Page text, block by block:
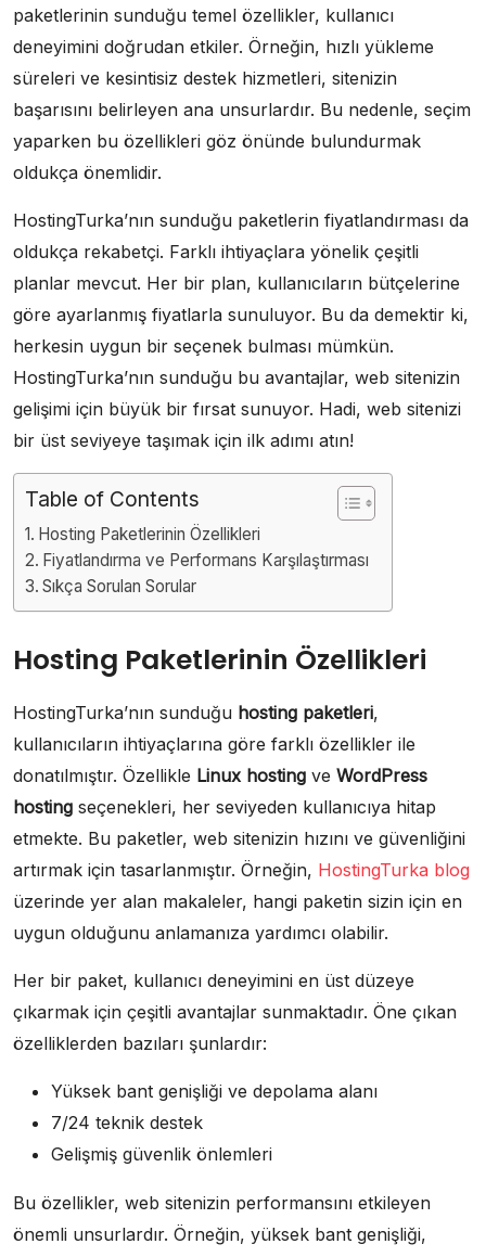
paketlerinin sunduğu temel özellikler, kullanıcı
deneyimini doğrudan etkiler. Örneğin, hızlı yükleme
süreleri ve kesintisiz destek hizmetleri, sitenizin
başarısını belirleyen ana unsurlardır. Bu nedenle, seçim
yaparken bu özellikleri göz önünde bulundurmak
oldukça önemlidir.
HostingTurka’nın sunduğu paketlerin fiyatlandırması da
oldukça rekabetçi. Farklı ihtiyaçlara yönelik çeşitli
planlar mevcut. Her bir plan, kullanıcıların bütçelerine
göre ayarlanmış fiyatlarla sunuluyor. Bu da demektir ki,
herkesin uygun bir seçenek bulması mümkün.
HostingTurka’nın sunduğu bu avantajlar, web sitenizin
gelişimi için büyük bir fırsat sunuyor. Hadi, web sitenizi
bir üst seviyeye taşımak için ilk adımı atın!
Table of Contents
Hosting Paketlerinin Özellikleri
Fiyatlandırma ve Performans Karşılaştırması
Sıkça Sorulan Sorular
Hosting Paketlerinin Özellikleri
HostingTurka’nın sunduğu hosting paketleri,
kullanıcıların ihtiyaçlarına göre farklı özellikler ile
donatılmıştır. Özellikle Linux hosting ve WordPress
hosting seçenekleri, her seviyeden kullanıcıya hitap
etmekte. Bu paketler, web sitenizin hızını ve güvenliğini
artırmak için tasarlanmıştır. Örneğin, HostingTurka blog
üzerinde yer alan makaleler, hangi paketin sizin için en
uygun olduğunu anlamanıza yardımcı olabilir.
Her bir paket, kullanıcı deneyimini en üst düzeye
çıkarmak için çeşitli avantajlar sunmaktadır. Öne çıkan
özelliklerden bazıları şunlardır:
Yüksek bant genişliği ve depolama alanı
7/24 teknik destek
Gelişmiş güvenlik önlemleri
Bu özellikler, web sitenizin performansını etkileyen
önemli unsurlardır. Örneğin, yüksek bant genişliği,